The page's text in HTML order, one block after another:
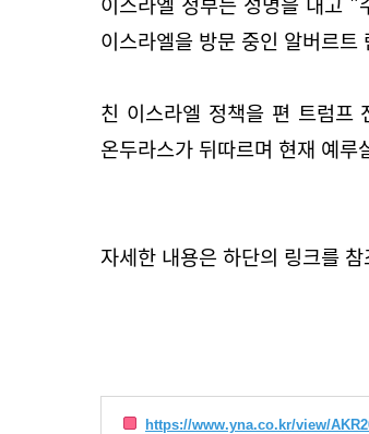
이스라엘을 방문 중인 알버르
친 이스라엘 정책을 편 트럼프
온두라스가 뒤따르며 현재 예
자세한 내용은 하단의 링크를
https://www.yna.co.kr/view/